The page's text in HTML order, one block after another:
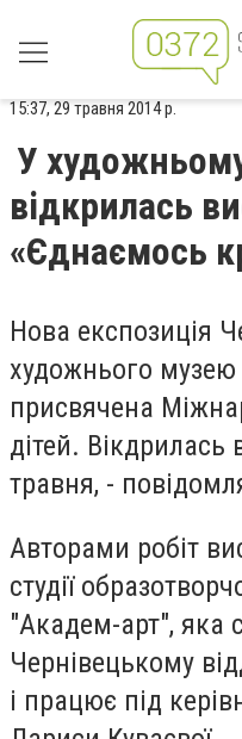
15:37, 29 травня 2014 р.
У
відкрилась
«Єднаємось
Нова експозиція
художнього музею
присвячена
дітей. Вікдрилась
травня, -
Авторами робіт
студії
"Академ-арт", яка
Чернівецькому
і працює під